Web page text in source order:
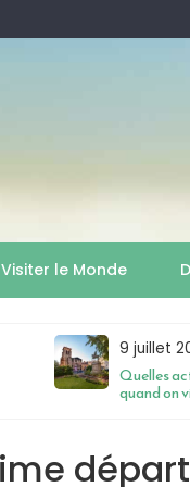
Visiter le Monde
9 juillet
Quelles
quand on